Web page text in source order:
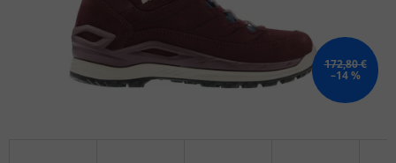
172,80 €
–14 %